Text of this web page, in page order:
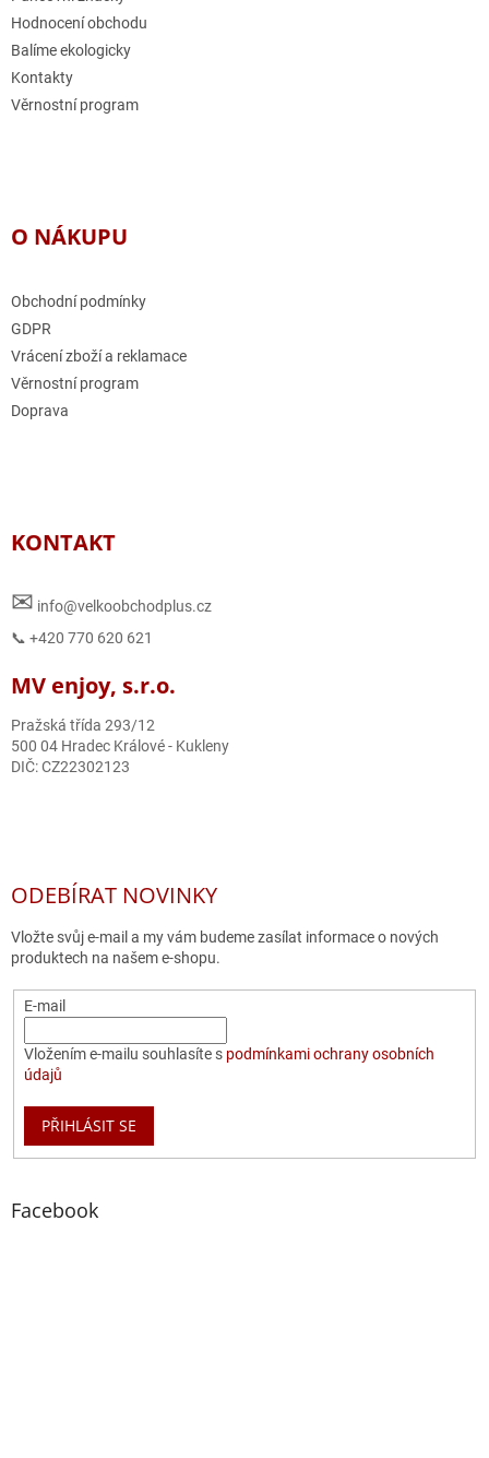
Hodnocení obchodu
Balíme ekologicky
Kontakty
Věrnostní program
O NÁKUPU
Obchodní podmínky
GDPR
Vrácení zboží a reklamace
Věrnostní program
Doprava
KONTAKT
✉ info@velkoobchodplus.cz
📞 +420 770 620 621
MV enjoy, s.r.o.
Pražská třída 293/12
500 04 Hradec Králové - Kukleny
DIČ: CZ22302123
ODEBÍRAT NOVINKY
Vložte svůj e-mail a my vám budeme zasílat informace o nových
produktech na našem e-shopu.
E-mail
Vložením e-mailu souhlasíte s podmínkami ochrany osobních
údajů
PŘIHLÁSIT SE
Facebook